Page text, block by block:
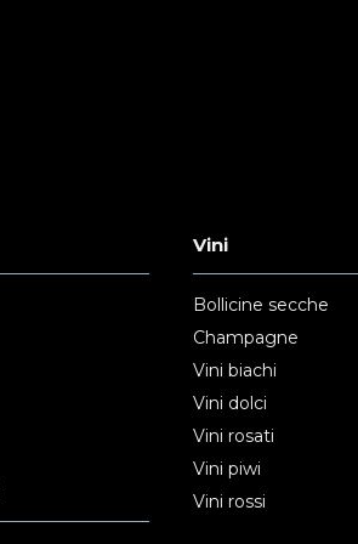
Vini
Bollicine secche
Champagne
Vini biachi
Vini dolci
Vini rosati
Vini piwi
Vini rossi